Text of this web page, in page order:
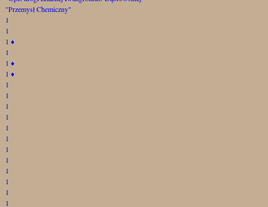
"Przemysł Chemiczny"
1
1
1 ♦
1
1 ♦
1 ♦
1
1
1
1
1
1
1
1
1
1
1
1